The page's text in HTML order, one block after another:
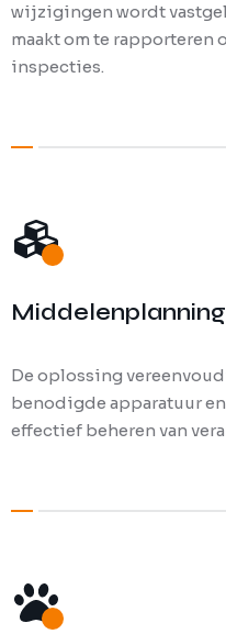
wijzigingen wordt
maakt om te rapporteren
inspecties.
Middelenplanning
De oplossing
benodigde apparatuur
effectief beheren van